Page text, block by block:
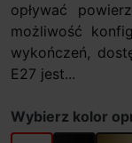
opływać
możliwość
wykończeń,
E27 jest...
Wybierz kolor
biały czarnyzłoty